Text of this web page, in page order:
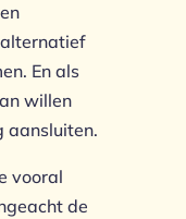
En als
willen
aansluiten.
vooral
de